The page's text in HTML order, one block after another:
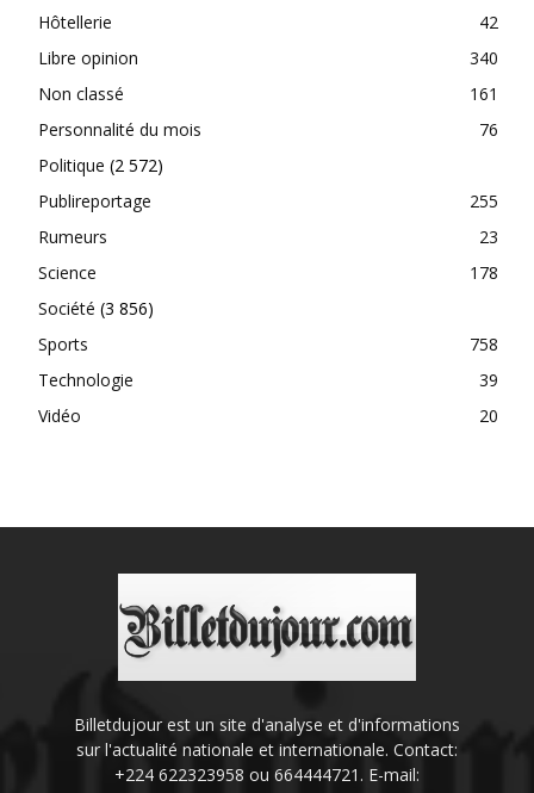
Hôtellerie
42
Libre opinion
340
Non classé
161
Personnalité du mois
76
Politique (2 572)
Publireportage
255
Rumeurs
23
Science
178
Société (3 856)
Sports
758
Technologie
39
Vidéo
20
Billetdujour est un site d'analyse et d'informations
sur l'actualité nationale et internationale. Contact:
+224 622323958 ou 664444721. E-mail: